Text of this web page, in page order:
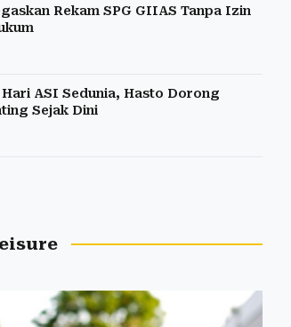
Rekam SPG GIIAS Tanpa Izin
ASI Sedunia, Hasto Dorong
Sejak Dini